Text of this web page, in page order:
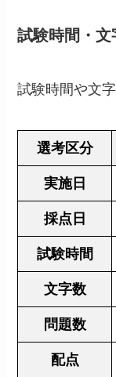
試験時間・文
試験時間や文
選考区分
実施日
採点日
試験時間
文字数
問題数
配点